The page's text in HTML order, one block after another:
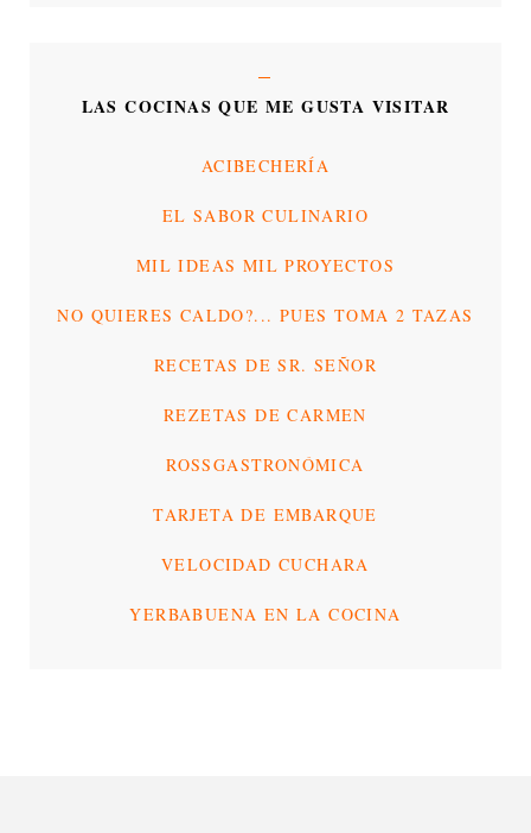
LAS COCINAS QUE ME GUSTA VISITAR
ACIBECHERÍA
EL SABOR CULINARIO
MIL IDEAS MIL PROYECTOS
NO QUIERES CALDO?... PUES TOMA 2 TAZAS
RECETAS DE SR. SEÑOR
REZETAS DE CARMEN
ROSSGASTRONÓMICA
TARJETA DE EMBARQUE
VELOCIDAD CUCHARA
YERBABUENA EN LA COCINA